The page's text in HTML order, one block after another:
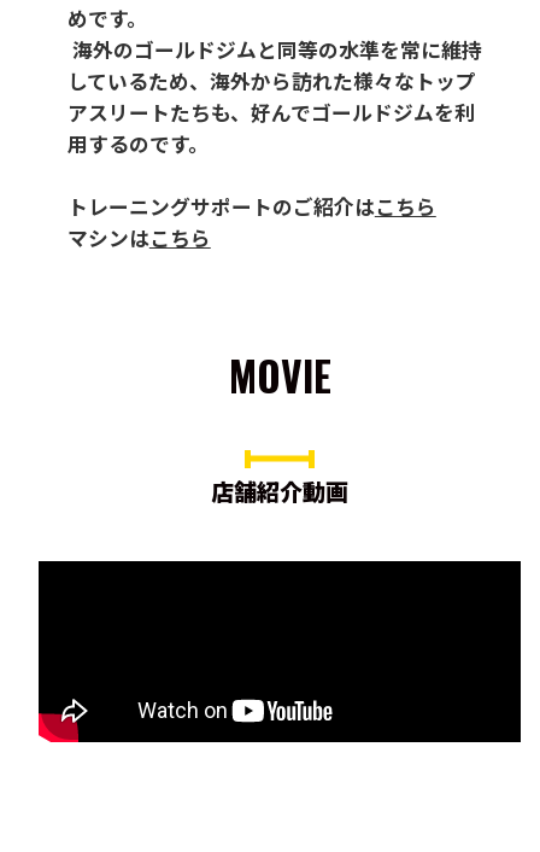
めです。
海外のゴールドジムと同等の水準を常に維持
しているため、海外から訪れた様々なトップ
アスリートたちも、好んでゴールドジムを利
用するのです。
トレーニングサポートのご紹介はこちら
マシンはこちら
MOVIE
店舗紹介動画